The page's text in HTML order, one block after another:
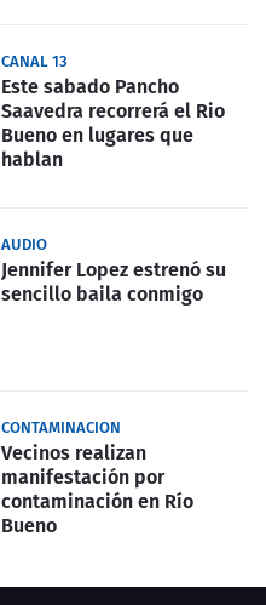
CANAL 13
Este sabado Pancho
Saavedra recorrerá el Rio
Bueno en lugares que
hablan
AUDIO
Jennifer Lopez estrenó su
sencillo baila conmigo
CONTAMINACION
Vecinos realizan
manifestación por
contaminación en Río
Bueno